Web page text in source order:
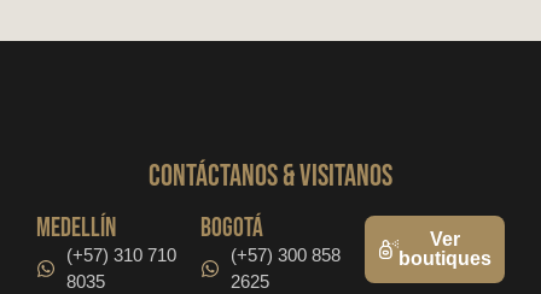
CONTáCTanos & VISITANOS
medellín
(+57) 310 710
8035
bogotá
(+57) 300 858
2625
Ver
boutiques